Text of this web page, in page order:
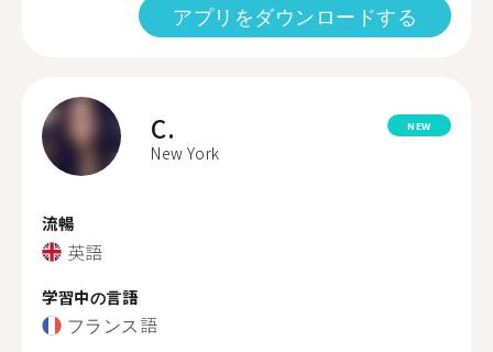
アプリをダウンロードする
C.
New York
NEW
流暢
英語
学習中の言語
フランス語